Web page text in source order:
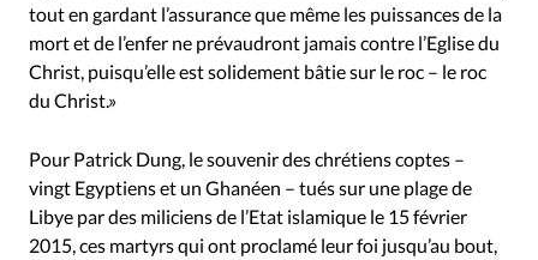
tout en gardant l’assurance que même les puissances de la
mort et de l’enfer ne prévaudront jamais contre l’Eglise du
Christ, puisqu’elle est solidement bâtie sur le roc – le roc
du Christ.»
Pour Patrick Dung, le souvenir des chrétiens coptes –
vingt Egyptiens et un Ghanéen – tués sur une plage de
Libye par des miliciens de l’Etat islamique le 15 février
2015, ces martyrs qui ont proclamé leur foi jusqu’au bout,